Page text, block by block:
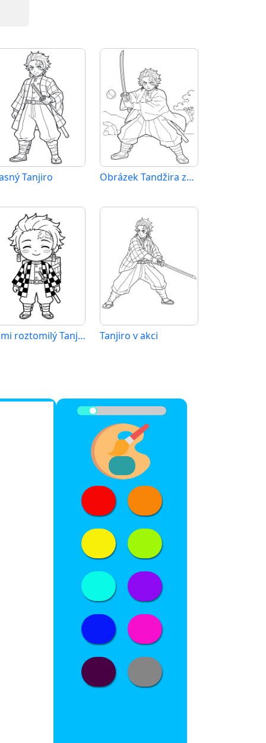
Tanjiro Obrázek Tandžira zdarma
Velmi roztomilý Tanjiro Tanjiro v akci